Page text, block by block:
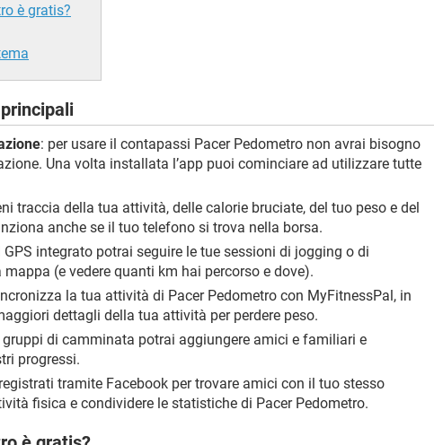
è gratis?
: per usare il contapassi Pacer Pedometro non avrai bisogno
Una volta installata l’app puoi cominciare ad utilizzare tutte
traccia della tua attività, delle calorie bruciate, del tuo peso e del
anche se il tuo telefono si trova nella borsa.
GPS integrato potrai seguire le tue sessioni di jogging o di
(e vedere quanti km hai percorso e dove).
la tua attività di Pacer Pedometro con MyFitnessPal, in
dettagli della tua attività per perdere peso.
gruppi di camminata potrai aggiungere amici e familiari e
progressi.
tramite Facebook per trovare amici con il tuo stesso
fisica e condividere le statistiche di Pacer Pedometro.